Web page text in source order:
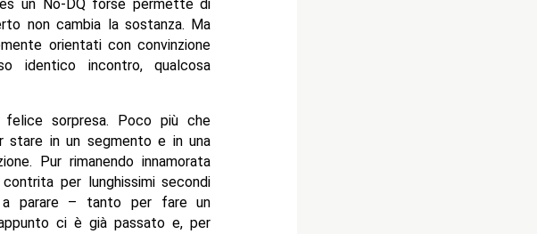
un No-DQ forse permette di
non cambia la sostanza. Ma
orientati con convinzione
incontro, qualcosa
sorpresa. Poco più che
stare in un segmento e in una
Pur rimanendo innamorata
per lunghissimi secondi
a parare – tanto per fare un
ci è già passato e, per